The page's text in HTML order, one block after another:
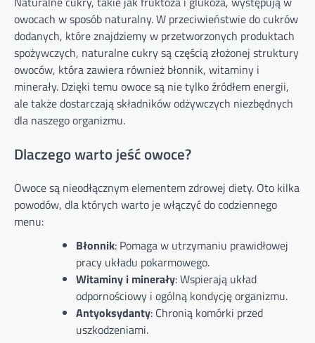
owocach w sposób naturalny. W przeciwieństwie do cukrów
dodanych, które znajdziemy w przetworzonych produktach
spożywczych, naturalne cukry są częścią złożonej struktury
owoców, która zawiera również błonnik, witaminy i
minerały. Dzięki temu owoce są nie tylko źródłem energii,
ale także dostarczają składników odżywczych niezbędnych
dla naszego organizmu.
Dlaczego warto jeść owoce?
Owoce są nieodłącznym elementem zdrowej diety. Oto kilka
powodów, dla których warto je włączyć do codziennego
menu:
Błonnik: Pomaga w utrzymaniu prawidłowej
pracy układu pokarmowego.
Witaminy i minerały: Wspierają układ
odpornościowy i ogólną kondycję organizmu.
Antyoksydanty: Chronią komórki przed
uszkodzeniami.